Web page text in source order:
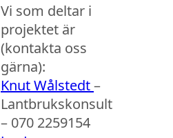
Vi som deltar i
projektet är
(kontakta oss
gärna):
Knut Wålstedt–
Lantbrukskonsult
– 070 2259154